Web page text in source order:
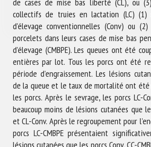
collectifs de truies en lactation (LC) (1)
d’élevage conventionnelles (Conv) ou
porcelets dans leurs cases de mise bas
d’élevage (CMBPE). Les queues ont été
entières par lot. Tous les porcs ont été
période d’engraissement. Les lésions
de la queue et le taux de mortalité ont été
les porcs. Après le sevrage, les porcs LC-
beaucoup moins de lésions cutanées que
et CL-Conv. Après le regroupement pour
porcs LC-CMBPE présentaient